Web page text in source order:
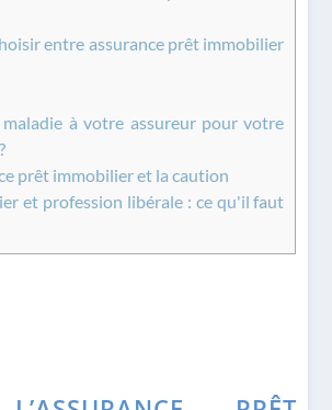
entre assurance prêt immobilier
à votre assureur pour votre
prêt immobilier et la caution
et profession libérale : ce qu'il faut